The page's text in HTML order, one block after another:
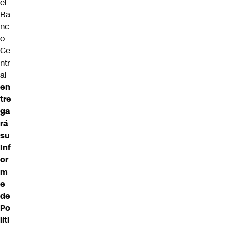
Ba
nc
o
Ce
ntr
al
en
tre
ga
rá
su
Inf
or
m
e
de
Po
líti